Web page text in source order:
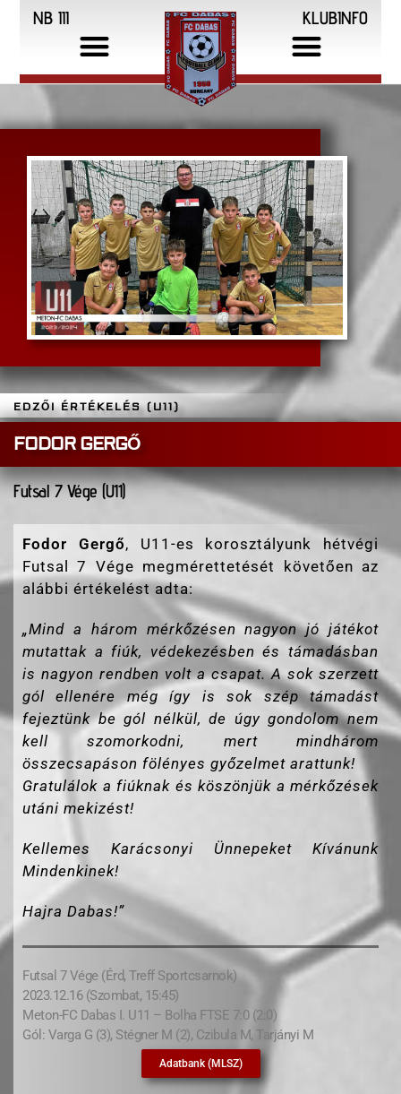
NB III KLUBINFO
EDZŐI ÉRTÉKELÉS (U11)
FODOR GERGŐ
Futsal 7 Vége (U11)
Fodor Gergő, U11-es korosztályunk hétvégi
Futsal 7 Vége megmérettetését követően az
alábbi értékelést adta:
„Mind a három mérkőzésen nagyon jó játékot
mutattak a fiúk, védekezésben és támadásban
is nagyon rendben volt a csapat. A sok szerzett
gól ellenére még így is sok szép támadást
fejeztünk be gól nélkül, de úgy gondolom nem
kell szomorkodni, mert mindhárom
összecsapáson fölényes győzelmet arattunk!
Gratulálok a fiúknak és köszönjük a mérkőzések
utáni mekizést!
Kellemes Karácsonyi Ünnepeket Kívánunk
Mindenkinek!
Hajra Dabas!”
Futsal 7 Vége (Érd, Treff Sportcsarnok)
2023.12.16 (Szombat, 15:45)
Meton-FC Dabas I. U11 – Bolha FTSE 7:0 (2:0)
Gól: Varga G (3), Stégner M (2), Czibula M, Tarjányi M
Adatbank (MLSZ)